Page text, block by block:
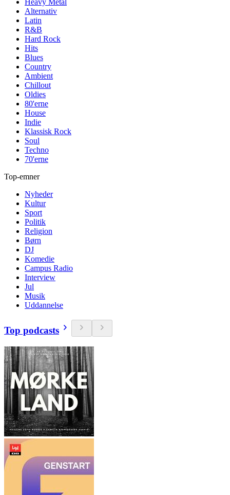
Heavy Metal
Alternativ
Latin
R&B
Hard Rock
Hits
Blues
Country
Ambient
Chillout
Oldies
80'erne
House
Indie
Klassisk Rock
Soul
Techno
70'erne
Top-emner
Nyheder
Kultur
Sport
Politik
Religion
Børn
DJ
Komedie
Campus Radio
Interview
Jul
Musik
Uddannelse
Top podcasts